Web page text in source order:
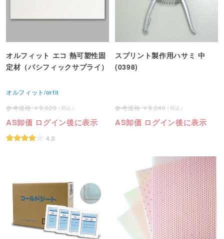
オルフィット エコ 熱可塑性固
定材（パシフィックサプライ）
オルフィット/orfit
9,020
AS卸価 ログイン後に表示
4.0
スプリント製作用ハサミ 中
(0398)
9,240
AS卸価 ログイン後に表示